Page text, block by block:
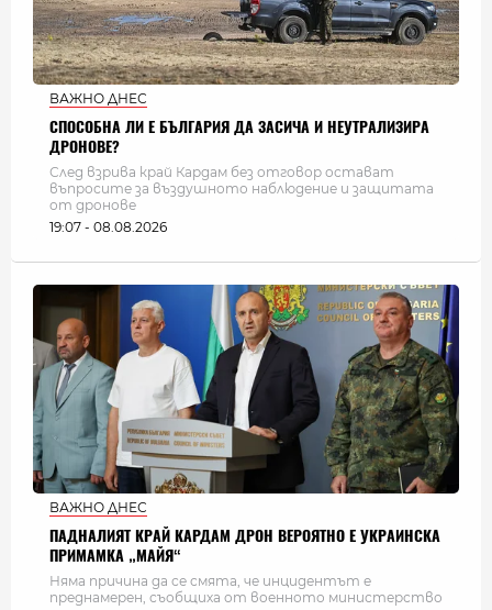
ВАЖНО ДНЕС
СПОСОБНА ЛИ Е БЪЛГАРИЯ ДА ЗАСИЧА И НЕУТРАЛИЗИРА
ДРОНОВЕ?
След взрива край Кардам без отговор остават
въпросите за въздушното наблюдение и защитата
от дронове
19:07 - 08.08.2026
ВАЖНО ДНЕС
ПАДНАЛИЯТ КРАЙ КАРДАМ ДРОН ВЕРОЯТНО Е УКРАИНСКА
ПРИМАМКА „МАЙЯ“
Няма причина да се смята, че инцидентът е
преднамерен, съобщиха от военното министерство